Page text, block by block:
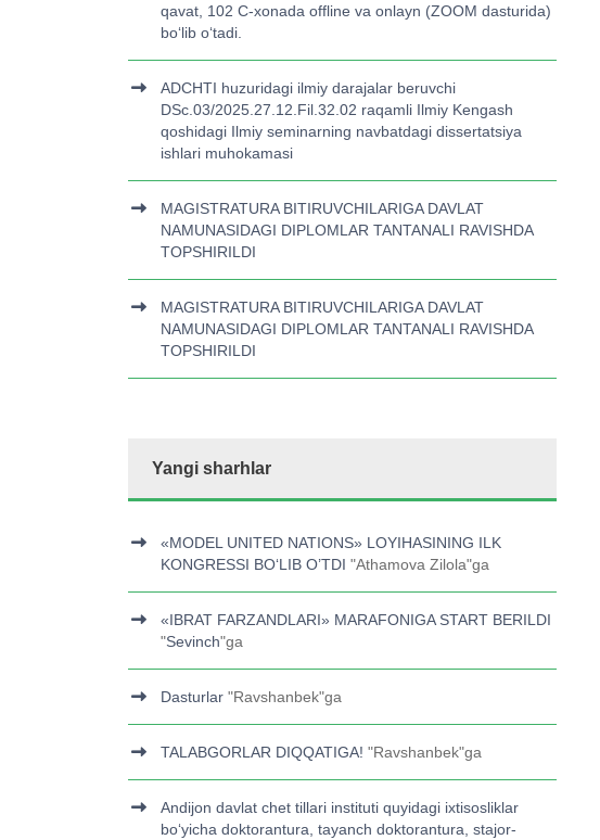
qavat, 102 C-xonada offline va onlayn (ZOOM dasturida)
bo‘lib o‘tadi.
ADCHTI huzuridagi ilmiy darajalar beruvchi
DSc.03/2025.27.12.Fil.32.02 raqamli Ilmiy Kengash
qoshidagi Ilmiy seminarning navbatdagi dissertatsiya
ishlari muhokamasi
MAGISTRATURA BITIRUVCHILARIGA DAVLAT
NAMUNASIDAGI DIPLOMLAR TANTANALI RAVISHDA
TOPSHIRILDI
MAGISTRATURA BITIRUVCHILARIGA DAVLAT
NAMUNASIDAGI DIPLOMLAR TANTANALI RAVISHDA
TOPSHIRILDI
Yangi sharhlar
«MODEL UNITED NATIONS» LOYIHASINING ILK
KONGRESSI BOʻLIB O’TDI "Athamova Zilola"ga
«IBRAT FARZANDLARI» MARAFONIGA START BERILDI
"Sevinch"ga
Dasturlar "Ravshanbek"ga
TALABGORLAR DIQQATIGA! "Ravshanbek"ga
Andijon davlat chet tillari instituti quyidagi ixtisosliklar
bo‘yicha doktorantura, tayanch doktorantura, stajor-